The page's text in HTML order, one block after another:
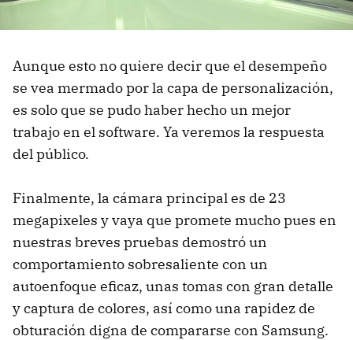
Aunque esto no quiere decir que el desempeño
se vea mermado por la capa de personalización,
es solo que se pudo haber hecho un mejor
trabajo en el software. Ya veremos la respuesta
del público.
Finalmente, la cámara principal es de 23
megapixeles y vaya que promete mucho pues en
nuestras breves pruebas demostró un
comportamiento sobresaliente con un
autoenfoque eficaz, unas tomas con gran detalle
y captura de colores, así como una rapidez de
obturación digna de compararse con Samsung.